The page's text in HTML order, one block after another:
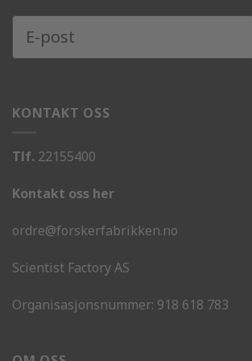
KONTAKT OSS
Tlf. 22155400
Kontakt oss her
ordre@forskerfabrikken.no
Scientist Factory AS
Organisasjonsnummer: 918 618 783